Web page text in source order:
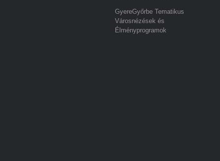
GyereGyőrbe Tematikus
Városnézések és
Élményprogramok